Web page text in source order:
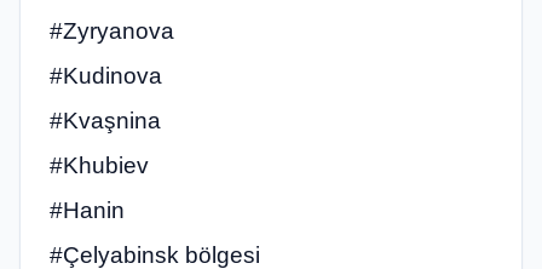
#Zyryanova
#Kudinova
#Kvaşnina
#Khubiev
#Hanin
#Çelyabinsk bölgesi